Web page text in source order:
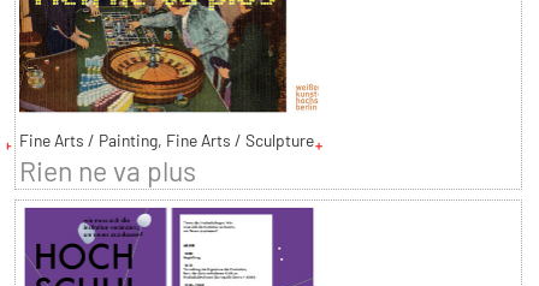
Fine Arts / Painting, Fine Arts / Sculpture
Rien ne va plus